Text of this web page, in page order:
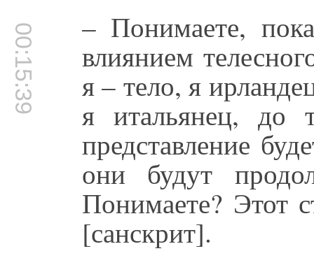
00:15:39 – Понимаете,
влиянием
я – тело, я
я итальянец, до
представление
они будут
Понимаете? Этот
[санскрит].